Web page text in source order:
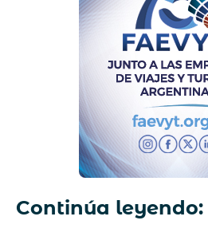
Continúa leyendo: